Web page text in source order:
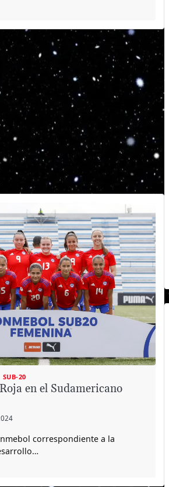
SUB-20
en el Sudamericano
correspondiente a la